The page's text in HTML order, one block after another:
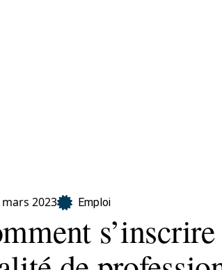
2023 Emploi